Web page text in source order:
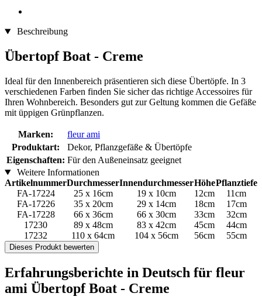
Beschreibung
Übertopf Boat - Creme
Ideal für den Innenbereich präsentieren sich diese Übertöpfe. In 3
verschiedenen Farben finden Sie sicher das richtige Accessoires für
Ihren Wohnbereich. Besonders gut zur Geltung kommen die Gefäße
mit üppigen Grünpflanzen.
Marken:
fleur ami
Produktart:
Dekor, Pflanzgefäße & Übertöpfe
Eigenschaften: Für den Außeneinsatz geeignet
Weitere Informationen
ArtikelnummerDurchmesserInnendurchmesserHöhePflanztiefe
FA-17224
25 x 16cm 19 x 10cm 12cm
11cm
FA-17226
35 x 20cm 29 x 14cm 18cm
17cm
FA-17228
66 x 36cm 66 x 30cm 33cm
32cm
17230
89 x 48cm 83 x 42cm 45cm
44cm
17232
110 x 64cm 104 x 56cm 56cm 55cm
Dieses Produkt bewerten
Erfahrungsberichte in Deutsch für fleur
ami Übertopf Boat - Creme